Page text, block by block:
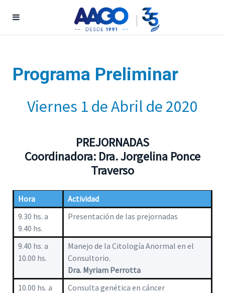
Programa Preliminar
Viernes 1 de Abril de 2020
PREJORNADAS
Coordinadora: Dra. Jorgelina Ponce
Traverso
Hora
Actividad
9.30 hs. a
9.40 hs.
Presentación de las prejornadas
9.40 hs. a
10.00 hs.
Manejo de la Citología Anormal en el
Consultorio.
Dra. Myriam Perrotta
10.00 hs. a
Consulta genética en cáncer